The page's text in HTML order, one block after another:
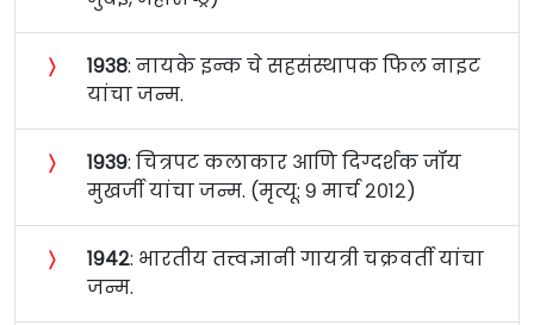
〉 १९३८: नायके इन्क चे सहसंस्थापक फिल नाइट
यांचा जन्म.
〉 १९३९: चित्रपट कलाकार आणि दिग्दर्शक जॉय
मुखर्जी यांचा जन्म. (मृत्यू: ९ मार्च २०१२)
〉 १९४२: भारतीय तत्त्वज्ञानी गायत्री चक्रवर्ती यांचा
जन्म.